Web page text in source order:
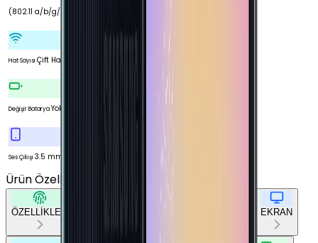
(802.11 a/b/g/n/ac)
Hat Sayısı Çift Hat
Değişir BataryaYok
Ses Çıkışı 3.5 mm
Ürün Özellikleri
ÖZELLİKLER EKRAN